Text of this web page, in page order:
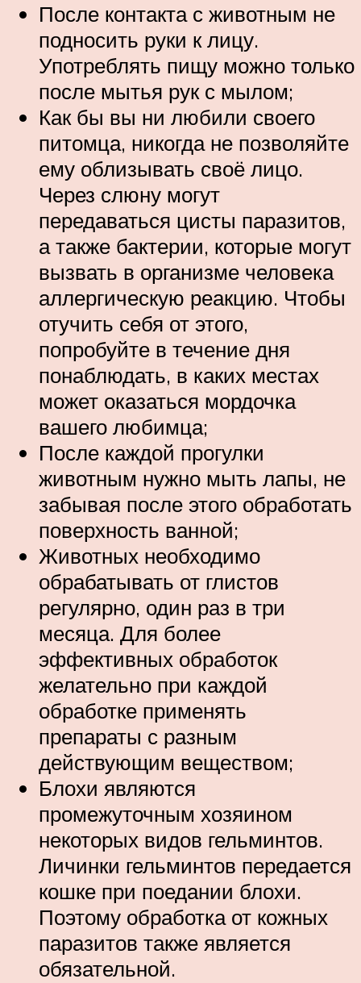
После контакта с животным не
подносить руки к лицу.
Употреблять пищу можно только
после мытья рук с мылом;
Как бы вы ни любили своего
питомца, никогда не позволяйте
ему облизывать своё лицо.
Через слюну могут
передаваться цисты паразитов,
а также бактерии, которые могут
вызвать в организме человека
аллергическую реакцию. Чтобы
отучить себя от этого,
попробуйте в течение дня
понаблюдать, в каких местах
может оказаться мордочка
вашего любимца;
После каждой прогулки
животным нужно мыть лапы, не
забывая после этого обработать
поверхность ванной;
Животных необходимо
обрабатывать от глистов
регулярно, один раз в три
месяца. Для более
эффективных обработок
желательно при каждой
обработке применять
препараты с разным
действующим веществом;
Блохи являются
промежуточным хозяином
некоторых видов гельминтов.
Личинки гельминтов передается
кошке при поедании блохи.
Поэтому обработка от кожных
паразитов также является
обязательной.